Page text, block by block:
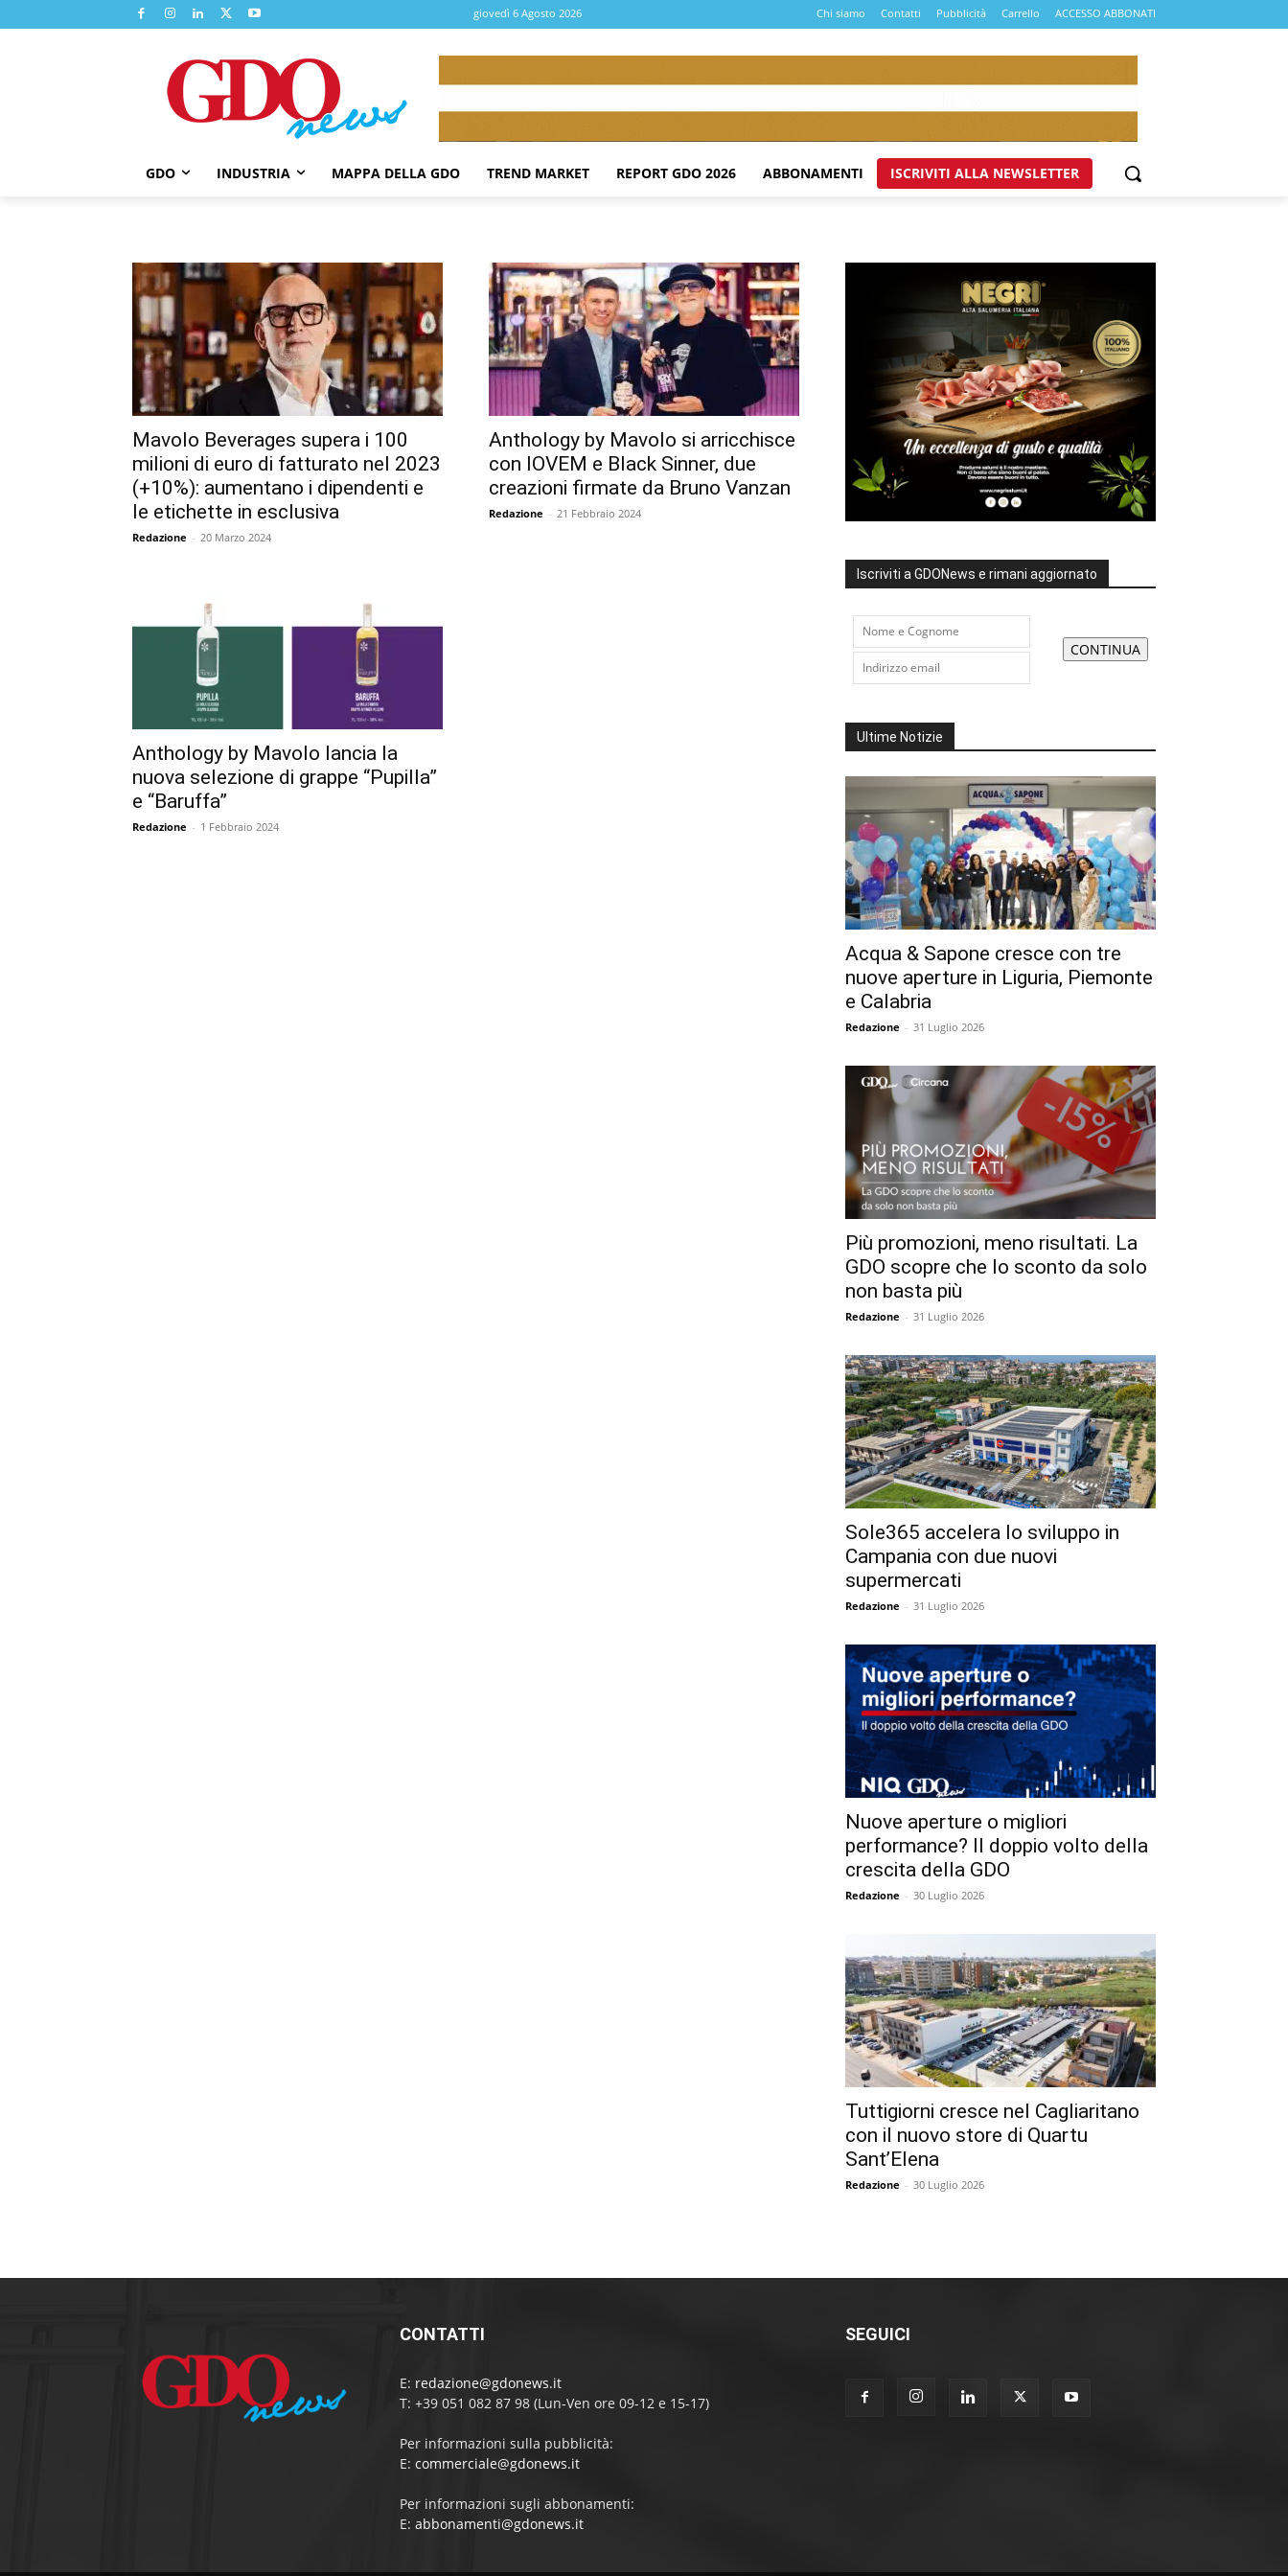
giovedì 6 Agosto 2026 Chi siamo Contatti Pubblicità Carrello ACCESSO ABBONATI
GDO INDUSTRIA MAPPA DELLA GDO TREND MARKET REPORT GDO 2026 ABBONAMENTI ISCRIVITI ALLA NEWSLETTER
Mavolo Beverages supera i 100
milioni di euro di fatturato nel 2023
(+10%): aumentano i dipendenti e
le etichette in esclusiva
Redazione - 20 Marzo 2024
Anthology by Mavolo si arricchisce
con IOVEM e Black Sinner, due
creazioni firmate da Bruno Vanzan
Redazione - 21 Febbraio 2024
Anthology by Mavolo lancia la
nuova selezione di grappe “Pupilla”
e “Baruffa”
Redazione - 1 Febbraio 2024
Iscriviti a GDONews e rimani aggiornato
Ultime Notizie
Acqua & Sapone cresce con tre
nuove aperture in Liguria, Piemonte
e Calabria
Redazione - 31 Luglio 2026
Più promozioni, meno risultati. La
GDO scopre che lo sconto da solo
non basta più
Redazione - 31 Luglio 2026
Sole365 accelera lo sviluppo in
Campania con due nuovi
supermercati
Redazione - 31 Luglio 2026
Nuove aperture o migliori
performance? Il doppio volto della
crescita della GDO
Redazione - 30 Luglio 2026
Tuttigiorni cresce nel Cagliaritano
con il nuovo store di Quartu
Sant’Elena
Redazione - 30 Luglio 2026
CONTATTI
E: redazione@gdonews.it
T: +39 051 082 87 98 (Lun-Ven ore 09-12 e 15-17)
Per informazioni sulla pubblicità:
E: commerciale@gdonews.it
Per informazioni sugli abbonamenti:
E: abbonamenti@gdonews.it
SEGUICI